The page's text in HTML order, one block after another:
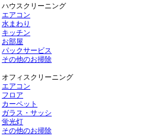
ハウスクリーニング
エアコン
水まわり
キッチン
お部屋
パックサービス
その他のお掃除
オフィスクリーニング
エアコン
フロア
カーペット
ガラス・サッシ
蛍光灯
その他のお掃除